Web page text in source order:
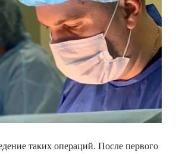
таких операций. После первого